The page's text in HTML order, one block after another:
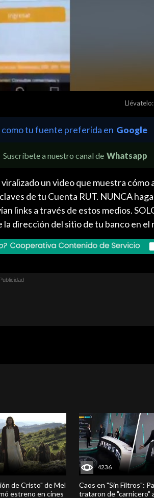
Llévatelo:
tu fuente preferida en Google
Suscríbete a nuestro canal de Whatsapp
un video que muestra cómo
de tu Cuenta RUT. NUNCA
links a través de estos medios.
dirección del sitio de tu banco en el
de Cristo" de Mel
estreno en cines
4236
Caos en "Sin Filtros":
trataron de "carnicero"